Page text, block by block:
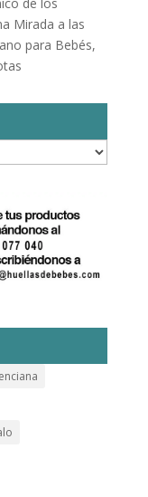
Mirada a las
para Bebés,